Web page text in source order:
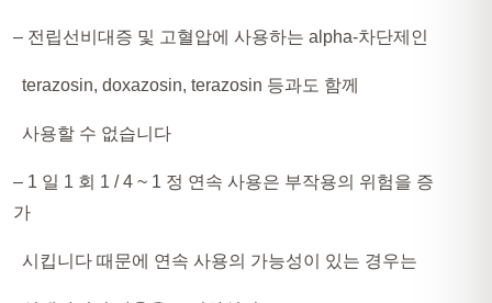
– 전립선비대증 및 고혈압에 사용하는 alpha-차단제인
terazosin, doxazosin, terazosin 등과도 함께
사용할 수 없습니다
– 1 일 1 회 1 / 4 ~ 1 정 연속 사용은 부작용의 위험을 증
가
시킵니다 때문에 연속 사용의 가능성이 있는 경우는